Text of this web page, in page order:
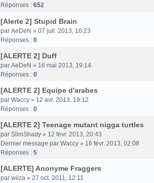
Réponses : 652
[Alerte 2] Stupid Brain
par AeDeN » 07 juil. 2013, 16:23
Réponses : 0
[ALERTE 2] Duff
par AeDeN » 16 mai 2013, 19:14
Réponses : 0
[ALERTE 2] Equipe d'arabes
par Waccy » 12 avr. 2013, 19:12
Réponses : 0
[ALERTE 2] Teenage mutant nigga turtles
par SlimShady » 12 févr. 2013, 20:43
Dernier message par Waccy » 16 févr. 2013, 02:08
Réponses : 5
[ALERTE] Anonyme Fraggers
par wiiza » 27 oct. 2011, 12:11